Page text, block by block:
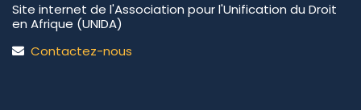
Site internet de l'Association pour l'Unification du Droit
en Afrique (UNIDA)
Contactez-nous